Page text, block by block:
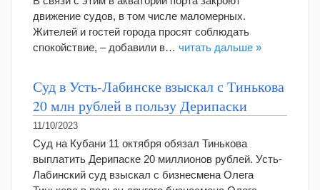
движение судов, в том числе маломерных.
Жителей и гостей города просят соблюдать
спокойствие, – добавили в… читать дальше »
Суд в Усть-Лабинске взыскал с Тинькова
20 млн рублей в пользу Дерипаски
11/10/2023
Суд на Кубани 11 октября обязал Тинькова
выплатить Дерипаске 20 миллионов рублей. Усть-
Лабинский суд взыскал с бизнесмена Олега